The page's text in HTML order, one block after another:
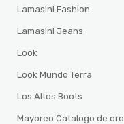
Lamasini Fashion
Lamasini Jeans
Look
Look Mundo Terra
Los Altos Boots
Mayoreo Catalogo de oro